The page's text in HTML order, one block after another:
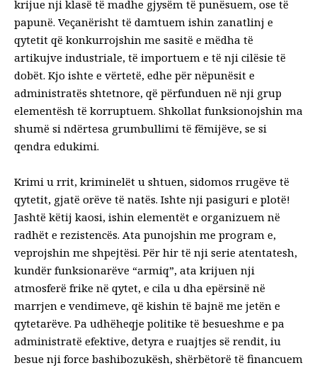
krijue nji klasë të madhe gjysëm të punësuem, ose të
papunë. Veçanërisht të damtuem ishin zanatlinj e
qytetit që konkurrojshin me sasitë e mëdha të
artikujve industriale, të importuem e të nji cilësie të
dobët. Kjo ishte e vërtetë, edhe për nëpunësit e
administratës shtetnore, që përfunduen në nji grup
elementësh të korruptuem. Shkollat funksionojshin ma
shumë si ndërtesa grumbullimi të fëmijëve, se si
qendra edukimi.
Krimi u rrit, kriminelët u shtuen, sidomos rrugëve të
qytetit, gjatë orëve të natës. Ishte nji pasiguri e plotë!
Jashtë këtij kaosi, ishin elementët e organizuem në
radhët e rezistencës. Ata punojshin me program e,
veprojshin me shpejtësi. Për hir të nji serie atentatesh,
kundër funksionarëve “armiq”, ata krijuen nji
atmosferë frike në qytet, e cila u dha epërsinë në
marrjen e vendimeve, që kishin të bajnë me jetën e
qytetarëve. Pa udhëheqje politike të besueshme e pa
administratë efektive, detyra e ruajtjes së rendit, iu
besue nji force bashibozukësh, shërbëtorë të financuem